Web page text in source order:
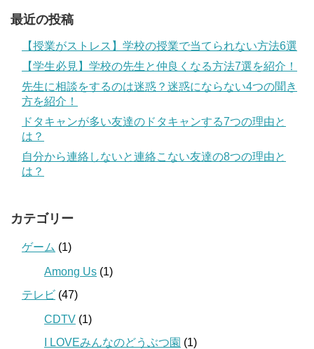
最近の投稿
【授業がストレス】学校の授業で当てられない方法6選
【学生必見】学校の先生と仲良くなる方法7選を紹介！
先生に相談をするのは迷惑？迷惑にならない4つの聞き
方を紹介！
ドタキャンが多い友達のドタキャンする7つの理由と
は？
自分から連絡しないと連絡こない友達の8つの理由と
は？
カテゴリー
ゲーム (1)
Among Us (1)
テレビ (47)
CDTV (1)
I LOVEみんなのどうぶつ園 (1)